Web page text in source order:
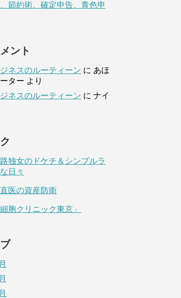
節約術、確定申告、青色申
ント
ネスのルーティーン に あほ
ター より
ネスのルーティーン に ナイ
独女のドケチ＆シンプルラ
日々
医の資産防衛
細胞クリニック東京」